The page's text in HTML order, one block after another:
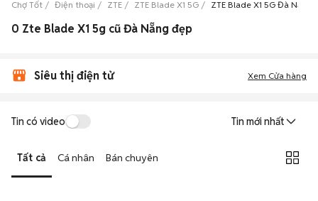
Chợ Tốt Điện thoại ZTE ZTE Blade X1 5G ZTE Blade X1 5G Đà Nẵng
0 Zte Blade X1 5g cũ Đà Nẵng đẹp
Siêu thị điện tử Xem Cửa hàng
Tin có video Tin mới nhất
Tất cả Cá nhân Bán chuyên